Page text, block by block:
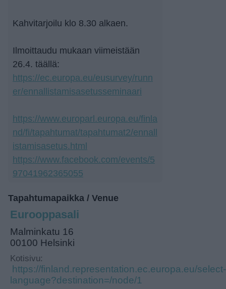
Kahvitarjoilu klo 8.30 alkaen.
Ilmoittaudu mukaan viimeistään
26.4. täällä:
https://ec.europa.eu/eusurvey/runn
er/ennallistamisasetusseminaari
https://www.europarl.europa.eu/finla
nd/fi/tapahtumat/tapahtumat2/ennall
istamisasetus.html
https://www.facebook.com/events/5
97041962365055
Tapahtumapaikka / Venue
Eurooppasali
Malminkatu 16
00100 Helsinki
Kotisivu:
https://finland.representation.ec.europa.eu/select-
language?destination=/node/1